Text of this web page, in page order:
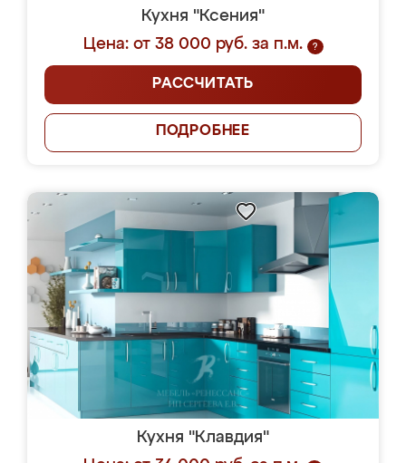
Кухня "Ксения"
Цена: от 38 000 руб. за п.м.
?
РАССЧИТАТЬ
ПОДРОБНЕЕ
Кухня "Клавдия"